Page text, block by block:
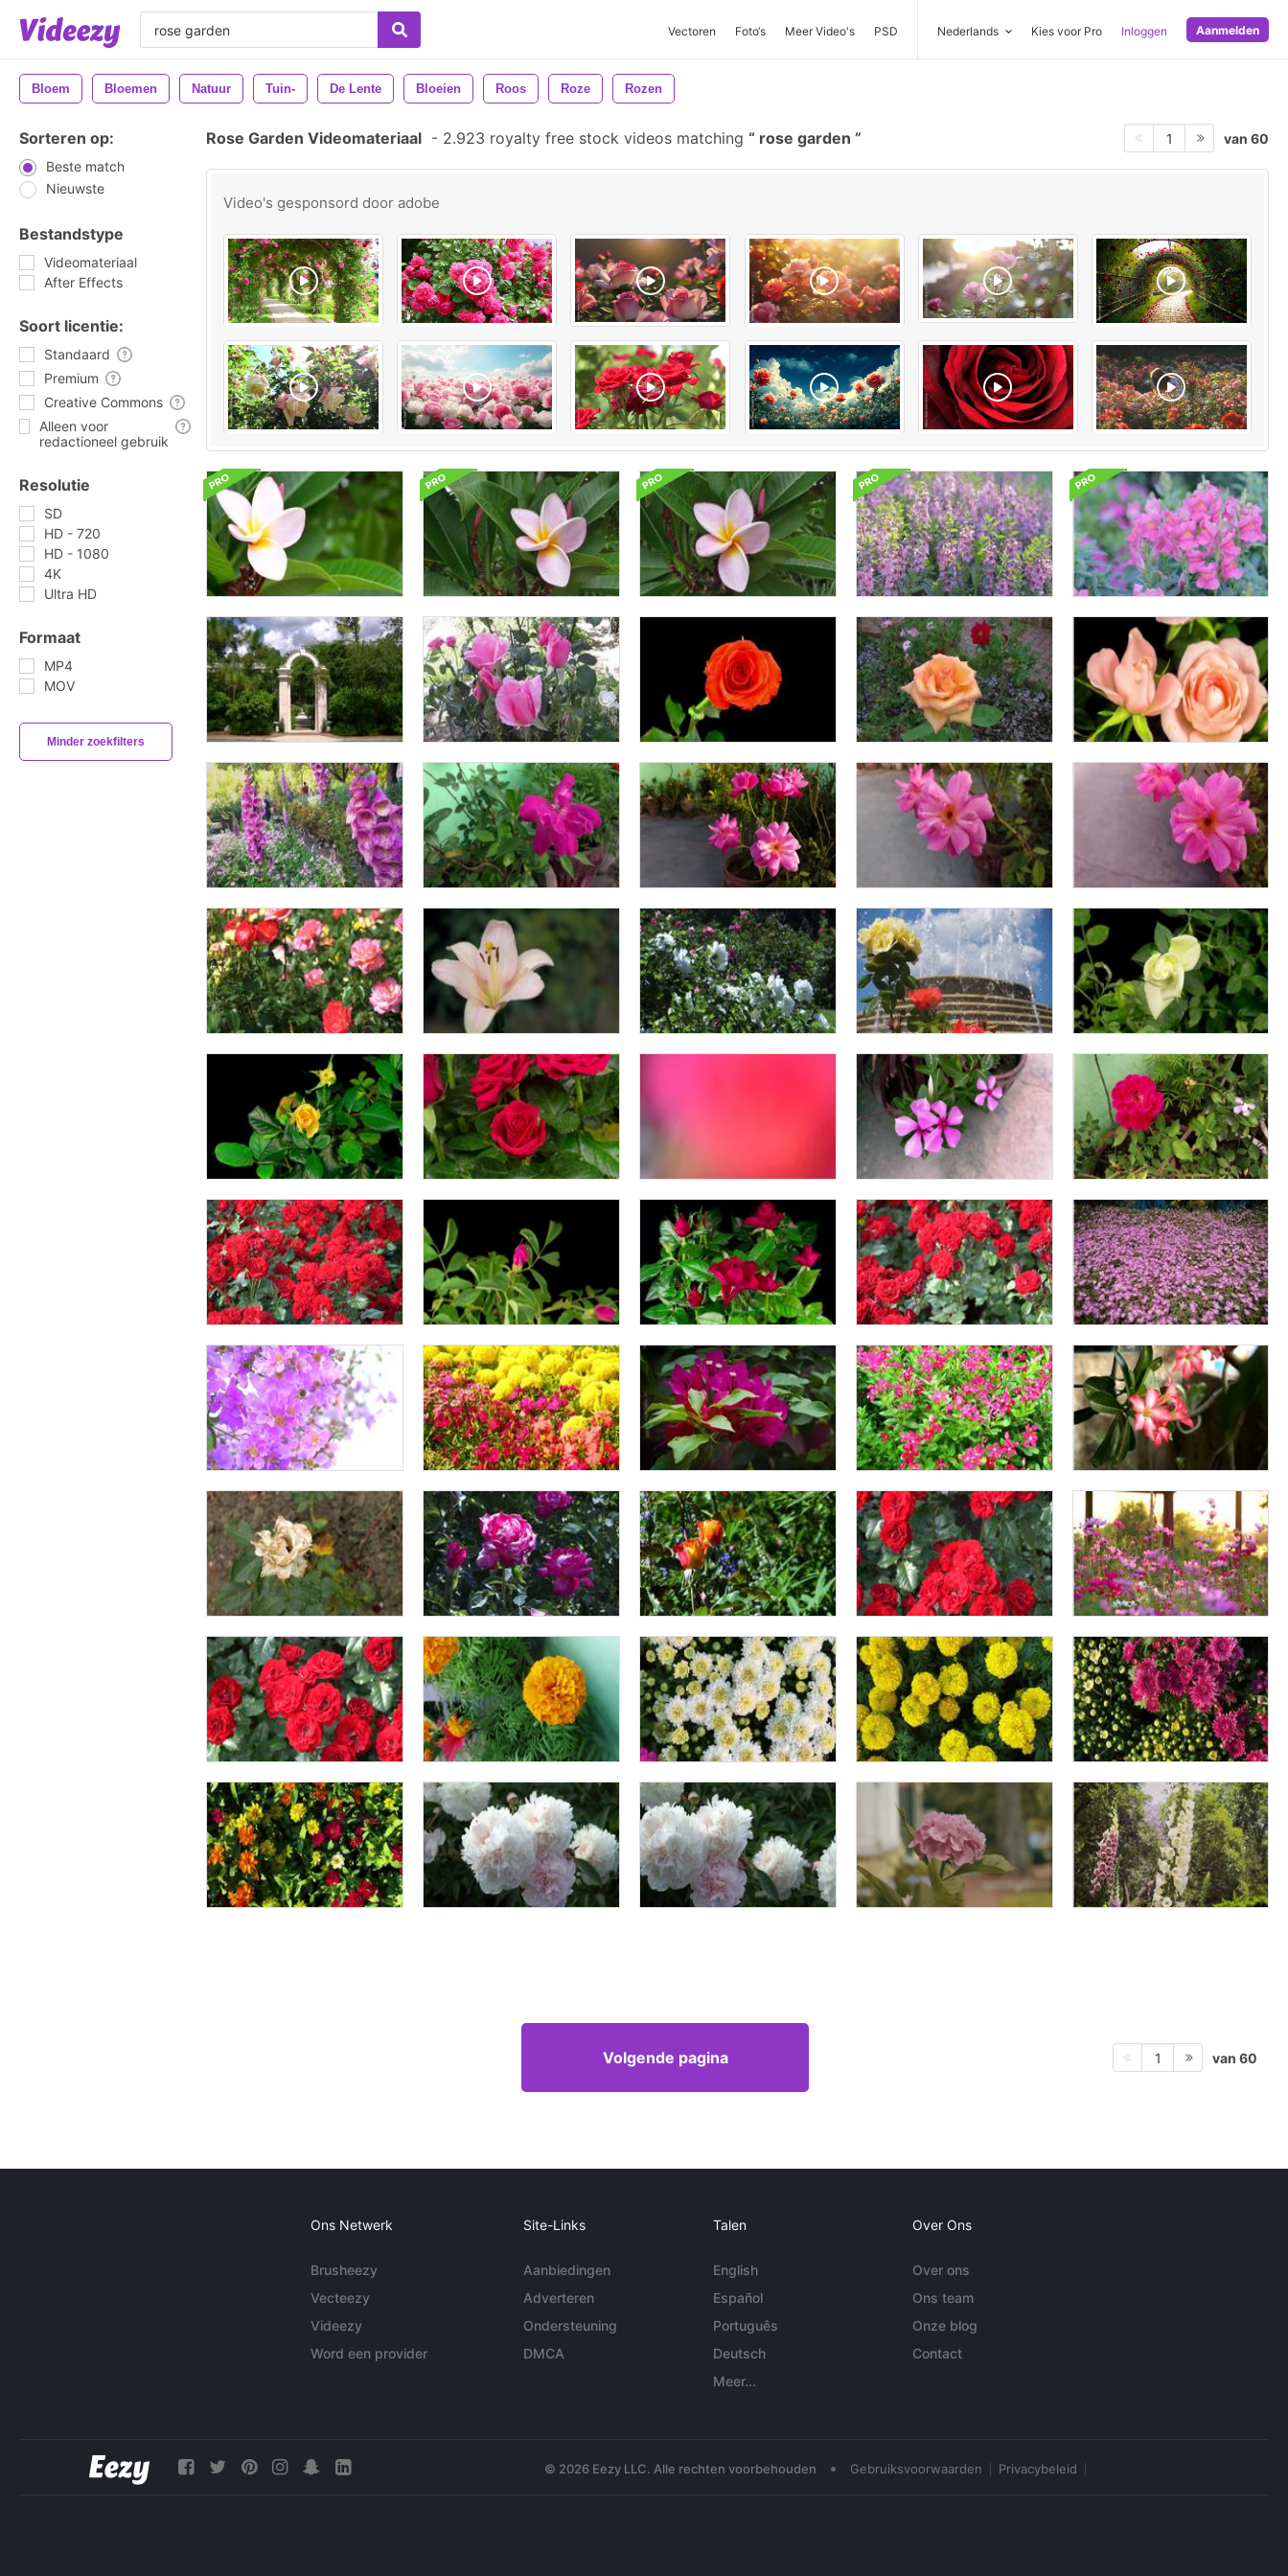
Vectoren Foto‘s Meer Video's PSD Nederlands Kies voor Pro Inloggen Aanmelden
Bloem Bloemen Natuur Tuin- De Lente Bloeien Roos Roze Rozen
Sorteren op:
Beste match
Nieuwste
Bestandstype
Videomateriaal
After Effects
Soort licentie:
Standaard
Premium
Creative Commons
Alleen voor
redactioneel gebruik
Resolutie
SD
HD - 720
HD - 1080
4K
Ultra HD
Formaat
MP4
MOV
Minder zoekfilters
Rose Garden Videomateriaal - 2.923 royalty free stock videos matching rose garden 1 van 60
Video's gesponsord door adobe
Volgende pagina 1 van 60
Ons Netwerk
Brusheezy
Vecteezy
Videezy
Word een provider
Site-Links
Aanbiedingen
Adverteren
Ondersteuning
DMCA
Talen
English
Español
Português
Deutsch
Meer...
Over Ons
Over ons
Ons team
Onze blog
Contact
© 2026 Eezy LLC. Alle rechten voorbehouden • Gebruiksvoorwaarden Privacybeleid